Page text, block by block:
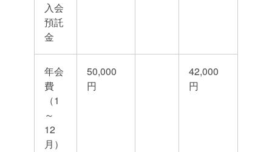
入会
預託
金
年会
費
（1
～
12
月）
50,000
円
42,000
円